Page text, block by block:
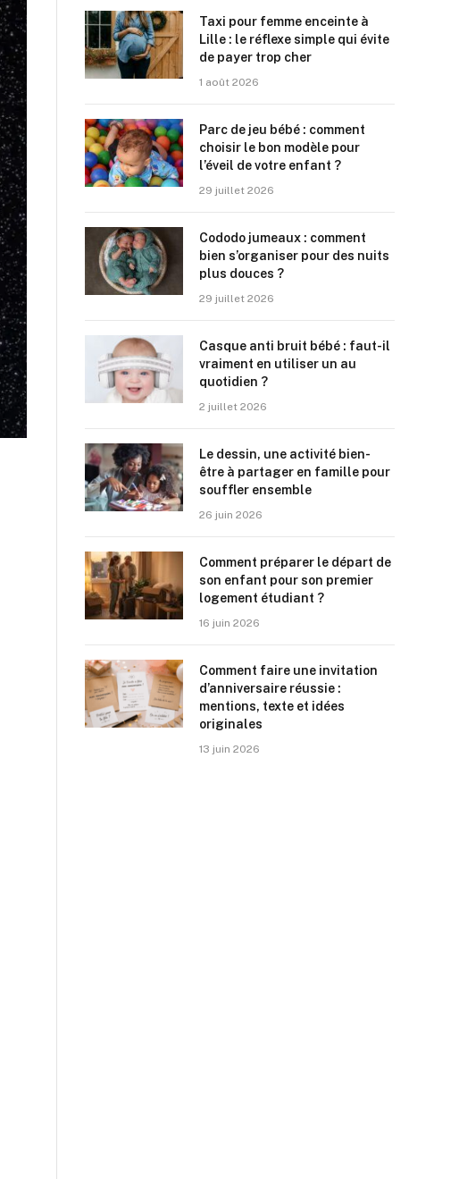
Taxi pour femme enceinte à
Lille : le réflexe simple qui évite
de payer trop cher
1 août 2026
Parc de jeu bébé : comment
choisir le bon modèle pour
l’éveil de votre enfant ?
29 juillet 2026
Cododo jumeaux : comment
bien s’organiser pour des nuits
plus douces ?
29 juillet 2026
Casque anti bruit bébé : faut-il
vraiment en utiliser un au
quotidien ?
2 juillet 2026
Le dessin, une activité bien-
être à partager en famille pour
souffler ensemble
26 juin 2026
Comment préparer le départ de
son enfant pour son premier
logement étudiant ?
16 juin 2026
Comment faire une invitation
d’anniversaire réussie :
mentions, texte et idées
originales
13 juin 2026